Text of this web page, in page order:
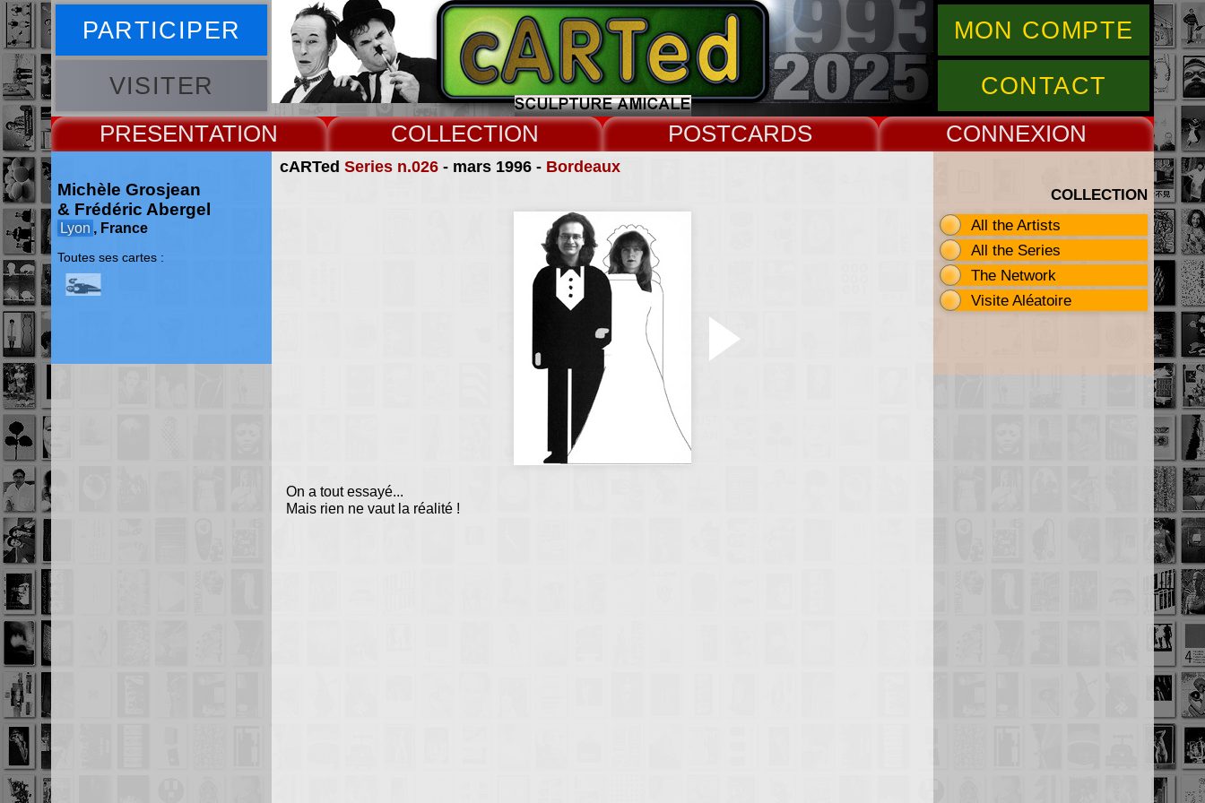
PARTICIPER
VISITER
MON COMPTE
CONTACT
PRESENT COLLECT CARDS CONNEX
cARTed Series n.026- mars 1996 - Bordeaux
On a tout essayé...
Mais rien ne vaut la réalité !
Michèle Grosjean
& Frédéric Abergel
Lyon , France
Toutes ses cartes :
COLLECTION
All the Artists
All the Series
The Network
Visite Aléatoire